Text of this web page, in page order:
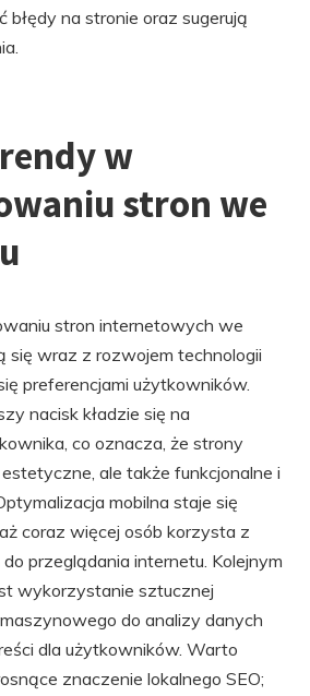
na stronie oraz sugerują
w
stron we
stron internetowych we
się wraz z rozwojem technologii
preferencjami użytkowników.
nacisk kładzie się na
co oznacza, że strony
ale także funkcjonalne i
mobilna staje się
coraz więcej osób korzysta z
przeglądania internetu. Kolejnym
wykorzystanie sztucznej
do analizy danych
dla użytkowników. Warto
znaczenie lokalnego SEO;